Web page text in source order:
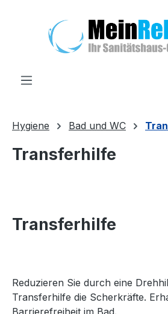
Hygiene Bad und WC
Transferhilfe
Transferhilfe
Reduzieren Sie durch eine
Transferhilfe die Scherkräfte.